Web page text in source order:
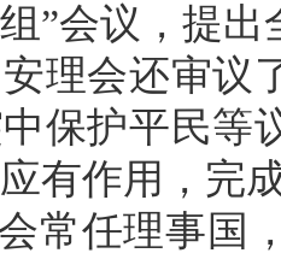
”会议，提
理会还审议
保护平民等
有作用，完
常任理事国